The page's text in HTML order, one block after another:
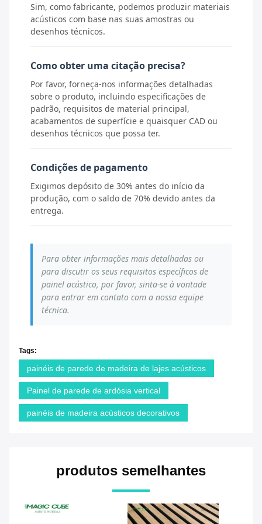
Sim, como fabricante, podemos produzir materiais
acústicos com base nas suas amostras ou
desenhos técnicos.
Como obter uma citação precisa?
Por favor, forneça-nos informações detalhadas
sobre o produto, incluindo especificações de
padrão, requisitos de material principal,
acabamentos de superfície e quaisquer CAD ou
desenhos técnicos que possa ter.
Condições de pagamento
Exigimos depósito de 30% antes do início da
produção, com o saldo de 70% devido antes da
entrega.
Para obter informações mais detalhadas ou
para discutir os seus requisitos específicos de
painel acústico, por favor, sinta-se à vontade
para entrar em contato com a nossa equipe
técnica.
Tags:
painéis de parede de madeira de lajes acústicos
Painel de parede de ardósia vertical
painéis de madeira acústicos decorativos
produtos semelhantes